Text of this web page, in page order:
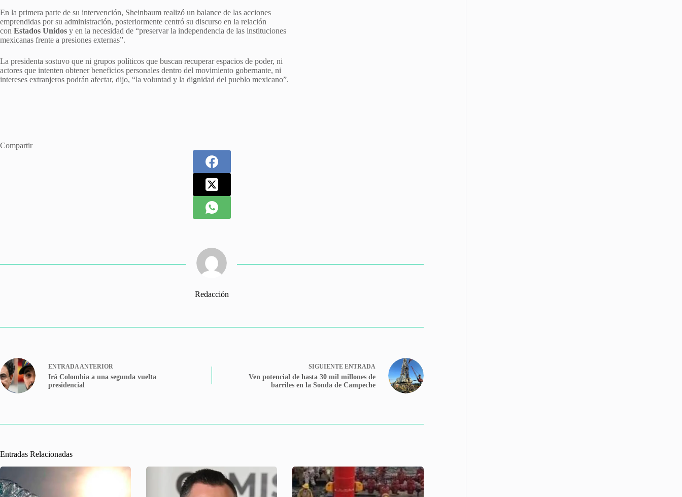
En la primera parte de su intervención, Sheinbaum realizó un balance de las acciones
emprendidas por su administración, posteriormente centró su discurso en la relación
con Estados Unidos y en la necesidad de “preservar la independencia de las instituciones
mexicanas frente a presiones externas”.
La presidenta sostuvo que ni grupos políticos que buscan recuperar espacios de poder, ni
actores que intenten obtener beneficios personales dentro del movimiento gobernante, ni
intereses extranjeros podrán afectar, dijo, “la voluntad y la dignidad del pueblo mexicano”.
Compartir
Redacción
ENTRADAANTERIOR
Irá Colombia a una segunda vuelta
presidencial
SIGUIENTE ENTRADA
Ven potencial de hasta 30 mil millones de
barriles en la Sonda de Campeche
Entradas Relacionadas